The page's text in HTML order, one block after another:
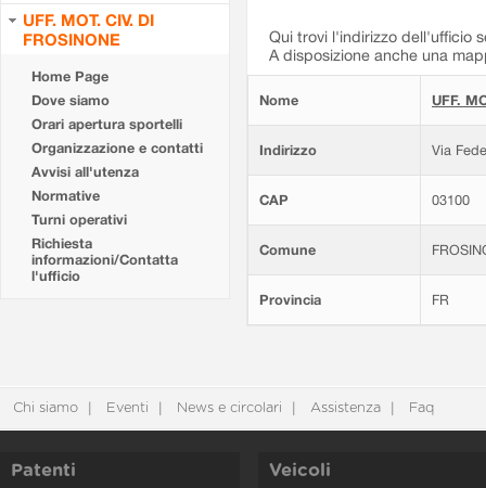
UFF. MOT. CIV. DI
FROSINONE
Home Page
Dove siamo
Orari apertura sportelli
Organizzazione e contatti
Avvisi all'utenza
Normative
Turni operativi
Richiesta
informazioni/Contatta
l'ufficio
Qui trovi l'indirizzo dell'ufficio
A disposizione anche una
Nome UFF.
Indirizzo Via
CAP 03100
Comune
Provincia FR
Chi siamo Eventi News e circolari Assistenza Faq
Patenti Veicoli